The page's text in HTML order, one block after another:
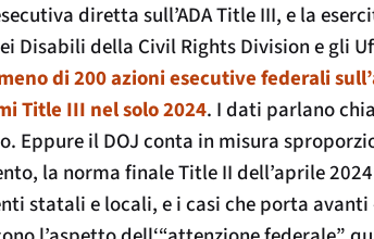
diretta sull’ADA Title III, e la
Disabili della Civil Rights Division e gli
di 200 azioni esecutive federali
Title III nel solo 2024. I dati parlano
Eppure il DOJ conta in misura
la norma finale Title II dell’aprile
statali e locali, e i casi che porta